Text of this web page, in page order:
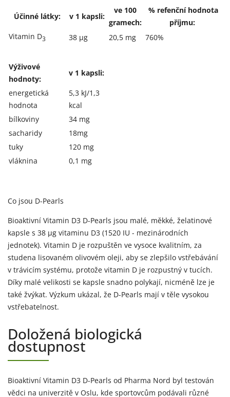
Účinné látky: v 1 kapsli:
ve 100
gramech:
% refenční hodnota
příjmu:
Vitamin D3 38 µg 20,5 mg 760%
Výživové
hodnoty:
v 1 kapsli:
energetická
hodnota
5,3 kJ/1,3
kcal
bílkoviny
34 mg
sacharidy
18mg
tuky
120 mg
vláknina
0,1 mg
Co jsou D-Pearls
Bioaktivní Vitamin D3 D-Pearls jsou malé, měkké, želatinové
kapsle s 38 μg vitaminu D3 (1520 IU - mezinárodních
jednotek). Vitamin D je rozpuštěn ve vysoce kvalitním, za
studena lisovaném olivovém oleji, aby se zlepšilo vstřebávání
v trávicím systému, protože vitamin D je rozpustný v tucích.
Díky malé velikosti se kapsle snadno polykají, nicméně lze je
také žvýkat. Výzkum ukázal, že D-Pearls mají v těle vysokou
vstřebatelnost.
Doložená biologická
dostupnost
Bioaktivní Vitamin D3 D-Pearls od Pharma Nord byl testován
vědci na univerzitě v Oslu, kde sportovcům podávali různé